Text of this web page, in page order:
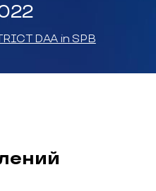
DAA in SPB